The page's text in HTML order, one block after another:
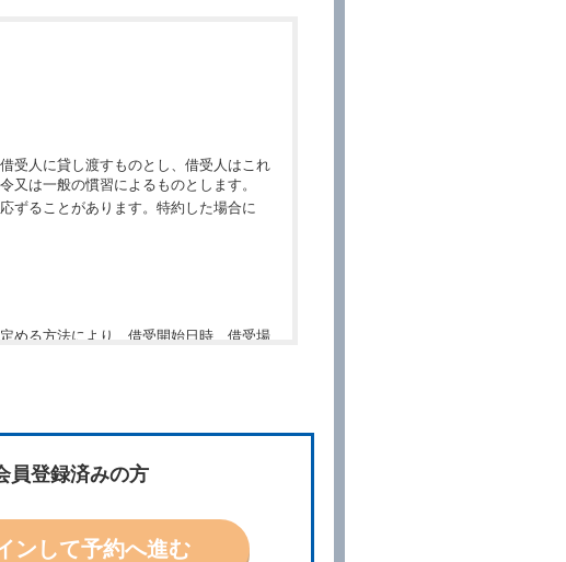
受人に貸し渡すものとし、借受人はこれ
又は一般の慣習によるものとします。
ずることがあります。特約した場合に
める方法により、借受開始日時、借受場
じますが、予約内容と実際に相違があっ
ればならないものとします。
員登録済みの方
ンして予約へ進む